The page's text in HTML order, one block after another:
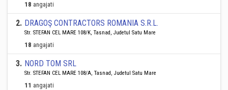
18 angajati
2. DRAGOŞ CONTRACTORS ROMANIA S.R.L.
Str. STEFAN CEL MARE 108/K, Tasnad, Judetul Satu Mare
18 angajati
3. NORD TOM SRL
Str. STEFAN CEL MARE 108/A, Tasnad, Judetul Satu Mare
11 angajati